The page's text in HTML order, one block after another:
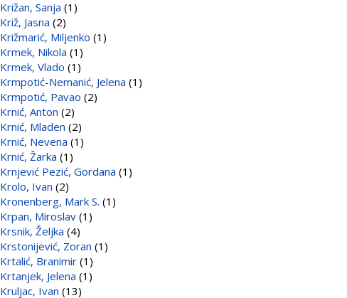
Križan, Sanja (1)
Križ, Jasna (2)
Križmarić, Miljenko (1)
Krmek, Nikola (1)
Krmek, Vlado (1)
Krmpotić-Nemanić, Jelena (1)
Krmpotić, Pavao (2)
Krnić, Anton (2)
Krnić, Mladen (2)
Krnić, Nevena (1)
Krnić, Žarka (1)
Krnjević Pezić, Gordana (1)
Krolo, Ivan (2)
Kronenberg, Mark S. (1)
Krpan, Miroslav (1)
Krsnik, Željka (4)
Krstonijević, Zoran (1)
Krtalić, Branimir (1)
Krtanjek, Jelena (1)
Kruljac, Ivan (13)